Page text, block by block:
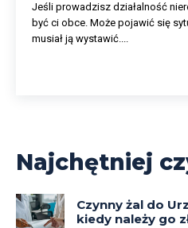
Jeśli prowadzisz działalność
być ci obce. Może pojawić się
musiał ją wystawić....
Najchętniej
Czynny żal do
kiedy należy go